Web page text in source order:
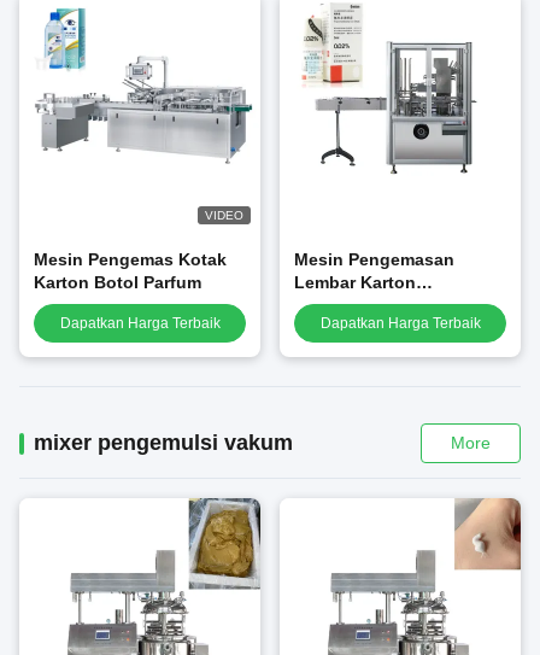
VIDEO
Mesin Pengemas Kotak
Karton Botol Parfum
Dapatkan Harga Terbaik
Mesin Pengemasan
Lembar Karton
Berkecepatan Tinggi
Dapatkan Harga Terbaik
mixer pengemulsi vakum More